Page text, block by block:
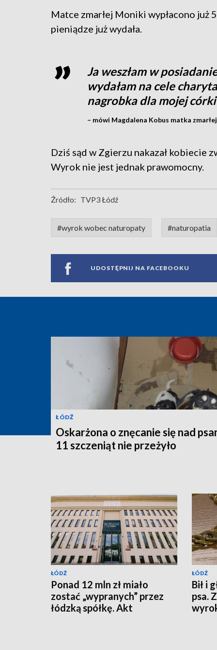
Matce zmarłej Moniki wypłacono już
pieniądze już wydała.
Ja weszłam w
wydałam na cele
nagrobka dla mojej córki
– mówi Magdalena Kobus matka
Dziś sąd w Zgierzu nakazał kobiecie
Wyrok nie jest jednak prawomocny.
Źródło: TVP3 Łódź
#wyrok wobec naturopaty #naturopatia
UDOSTĘPNIJ NA FACEBOOKU
ŁÓDŹ
Oskarżona o znęcanie się nad
11 szczeniąt nie przeżyło
ŁÓDŹ
Ponad 12 mln zł miało
zostać „wypranych” przez
łódzką spółkę. Akt
ŁÓDŹ
Bił i
psa.